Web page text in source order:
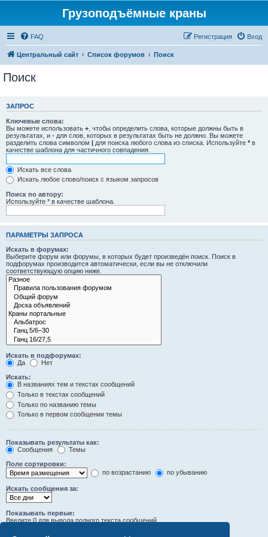
Грузоподъёмные краны
FAQ Вход
Регистрация
Центральный сайт Список форумов Поиск
Поиск
ЗАПРОС
Ключевые слова:
Вы можете использовать + , чтобы определить слова, которые должны быть в
результатах, и - для слов, которых в результатах быть не должно. Вы можете
разделить слова символом | для поиска любого слова из списка. Используйте * в
качестве шаблона для частичного совпадения.
Искать все слова
Искать любое слово/поиск с языком запросов
Поиск по автору:
Используйте * в качестве шаблона.
ПАРАМЕТРЫ ЗАПРОСА
Искать в форумах:
Выберите форум или форумы, в которых будет произведён поиск. Поиск в
подфорумах производится автоматически, если вы не отключили
соответствующую опцию ниже.
Искать в подфорумах:
Да
Нет
Искать:
В названиях тем и текстах сообщений
Только в текстах сообщений
Только по названию темы
Только в первом сообщении темы
Показывать результаты как:
Сообщения
Темы
Поле сортировки:
по возрастанию
по убыванию
Искать сообщения за:
Показывать первые:
Введите 0 для вывода полного текста сообщений.